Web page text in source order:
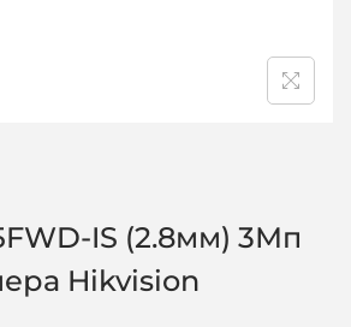
IS (2.8мм) 3Мп
Hikvision